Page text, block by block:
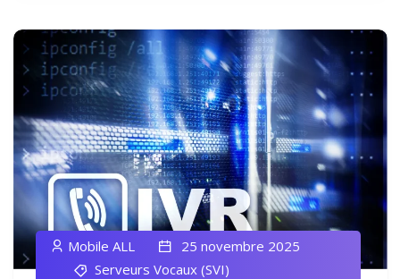
Mobile ALL
25 novembre 2025
Serveurs Vocaux (SVI)